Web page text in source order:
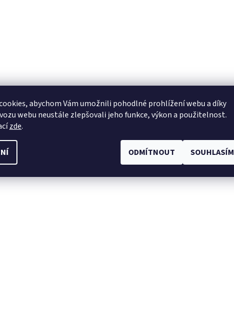
abychom Vám umožnili pohodlné prohlížení webu a díky
webu neustále zlepšovali jeho funkce, výkon a použitelnost.
zde.
ODMÍTNOUT SOUHLASÍM